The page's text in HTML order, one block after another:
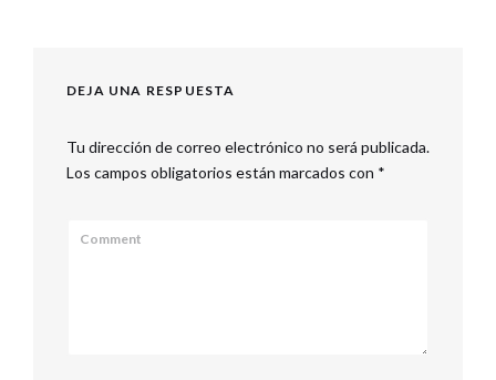
DEJA UNA RESPUESTA
Tu dirección de correo electrónico no será publicada.
Los campos obligatorios están marcados con *